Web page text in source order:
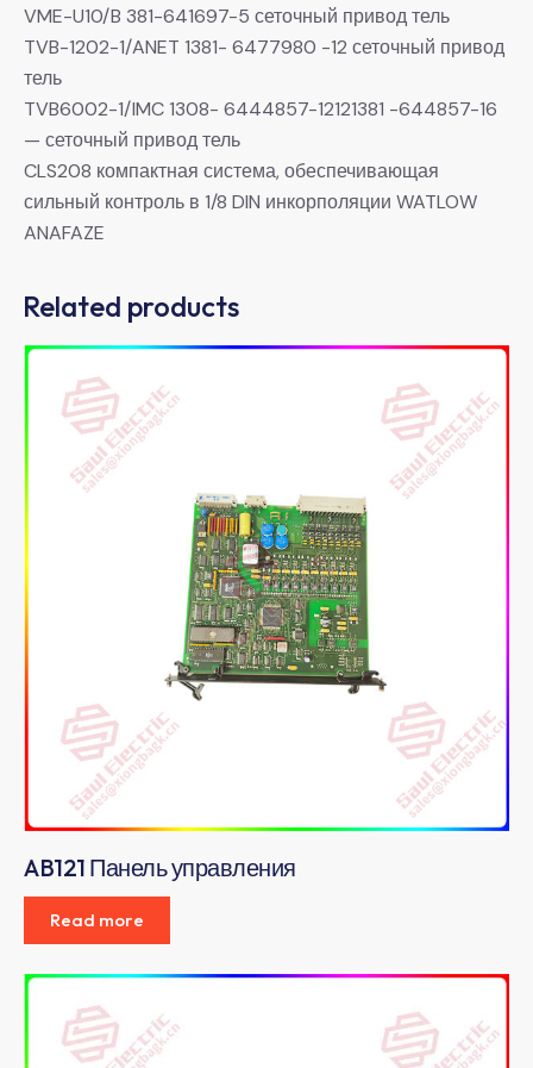
VME-U10/B 381-641697-5 сеточный привод тель
TVB-1202-1/ANET 1381- 6477980 -12 сеточный привод
тель
TVB6002-1/IMC 1308- 6444857-12121381 -644857-16
— сеточный привод тель
CLS208 компактная система, обеспечивающая
сильный контроль в 1/8 DIN инкорполяции WATLOW
ANAFAZE
Related products
AB121 Панель управления
Read more